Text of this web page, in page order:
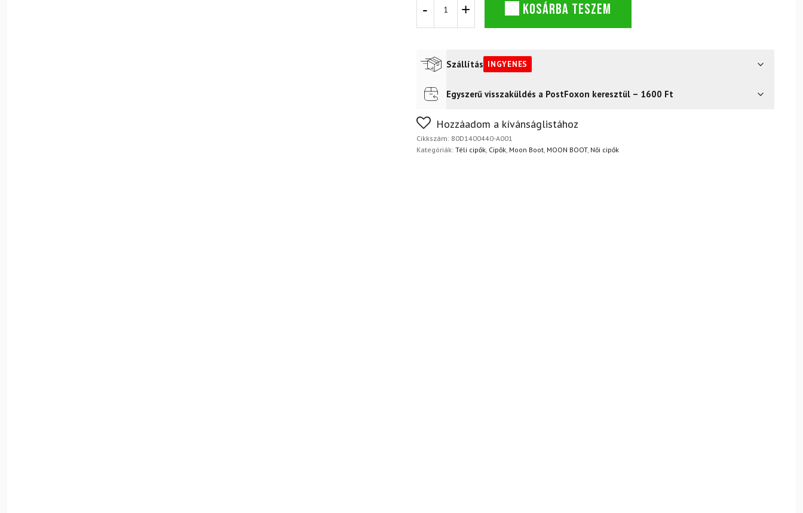
MOON
White
mennyiség
KOSÁRBA TESZEM
Szállítás INGYENES
Futár a címreIngyenes
FoxPost
Egyszerű visszaküldés a PostFoxon keresztül – 1600 Ft
Nem biztos a választásában? Semmi gond – a terméket egyszerűen visszaküldheti 14
napon belül, indoklás nélkül.
Hozzáadom a kívánságlistához
Cikkszám: 80D1400440-A001
Kategóriák: Téli cipők, Cipők, Moon Boot, MOON BOOT, Női cipők